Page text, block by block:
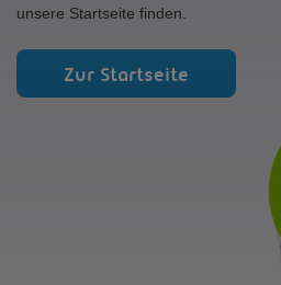
unsere Startseite finden.
Zur Startseite